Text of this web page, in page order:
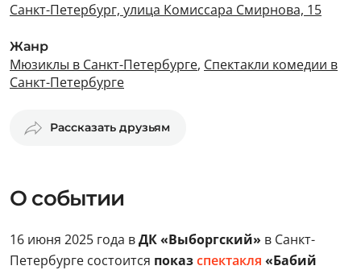
Санкт-Петербург, улица Комиссара Смирнова, 15
Жанр
Мюзиклы в Санкт-Петербурге, Спектакли комедии в
Санкт-Петербурге
Рассказать друзьям
О событии
16 июня 2025 года вДК «Выборгский» в Санкт-
Петербурге состоится показспектакля «Бабий